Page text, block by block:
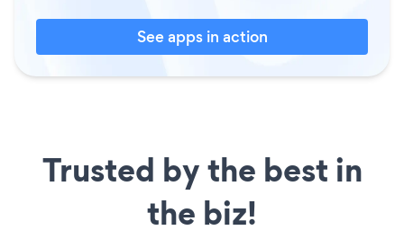
See apps in action
Trusted by the best in
the biz!